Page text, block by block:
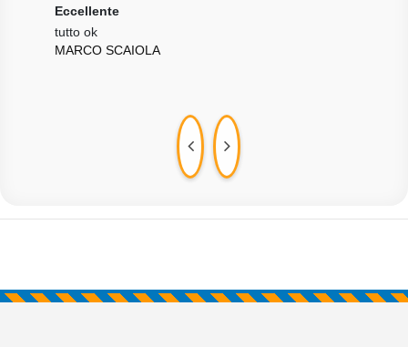
Eccellente
tutto ok
MARCO SCAIOLA